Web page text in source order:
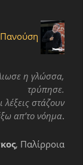
Πανούση
η γλώσσα,
τρύπησε.
λέξεις στάζουν
απ’το νόημα.
, Παλίρροια